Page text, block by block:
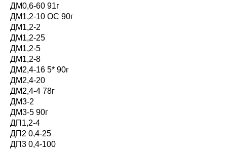
ДМ0,6-60 91г
ДМ1,2-10 ОС 90г
ДМ1,2-2
ДМ1,2-25
ДМ1,2-5
ДМ1,2-8
ДМ2,4-16 5* 90г
ДМ2,4-20
ДМ2,4-4 78г
ДМ3-2
ДМ3-5 90г
ДП1,2-4
ДП2 0,4-25
ДП3 0,4-100